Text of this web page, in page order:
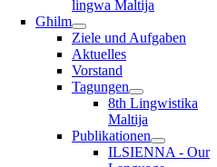
lingwa Maltija
Għilm
Ziele und Aufgaben
Aktuelles
Vorstand
Tagungen
8th Lingwistika
Maltija
Publikationen
ILSIENNA - Our